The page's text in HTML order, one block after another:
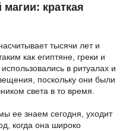
краткая
тысячи лет и
как египтяне, греки и
в ритуалах и
поскольку они были
света в то время.
ее знаем сегодня, уходит
когда она широко